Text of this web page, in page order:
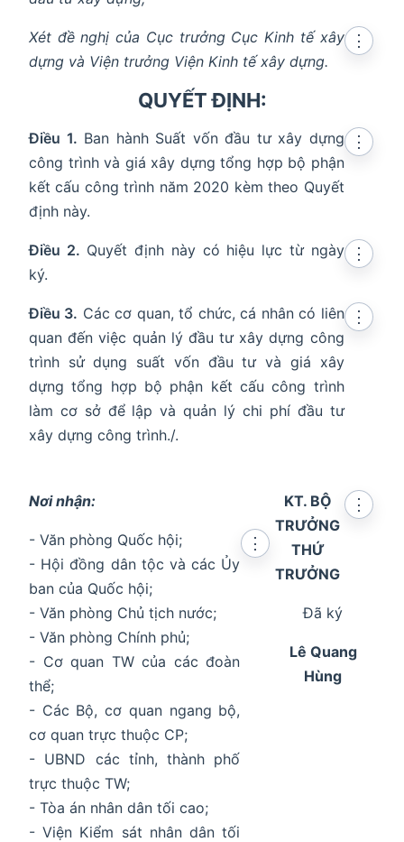
Xét đề nghị của Cục trưởng Cục Kinh tế xây
dựng và Viện trưởng Viện Kinh tế xây dựng.
⋮
QUYẾT ĐỊNH:
Điều 1. Ban hành Suất vốn đầu tư xây dựng
công trình và giá xây dựng tổng hợp bộ phận
kết cấu công trình năm 2020 kèm theo Quyết
định này.
⋮
Điều 2. Quyết định này có hiệu lực từ ngày
ký.
⋮
Điều 3. Các cơ quan, tổ chức, cá nhân có liên
quan đến việc quản lý đầu tư xây dựng công
trình sử dụng suất vốn đầu tư và giá xây
dựng tổng hợp bộ phận kết cấu công trình
làm cơ sở để lập và quản lý chi phí đầu tư
xây dựng công trình./.
⋮
Nơi nhận:
- Văn phòng Quốc hội;
- Hội đồng dân tộc và các Ủy
ban của Quốc hội;
- Văn phòng Chủ tịch nước;
- Văn phòng Chính phủ;
- Cơ quan TW của các đoàn
thể;
- Các Bộ, cơ quan ngang bộ,
cơ quan trực thuộc CP;
- UBND các tỉnh, thành phố
trực thuộc TW;
- Tòa án nhân dân tối cao;
- Viện Kiểm sát nhân dân tối
⋮
KT. BỘ
TRƯỞNG
THỨ
TRƯỞNG
⋮
Đã ký
Lê Quang
Hùng